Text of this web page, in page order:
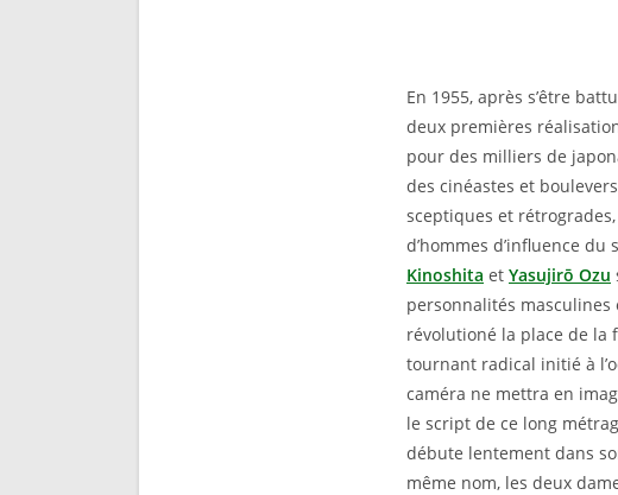
En 1955, après s’être
deux premières
pour des milliers de
des cinéastes et
sceptiques et rétrogrades,
d’hommes d’influence
Kinoshita et Yasujirō Ozu
personnalités masculines
révolutioné la place de la
tournant radical initié à
caméra ne mettra en
le script de ce long
débute lentement dans
même nom, les deux